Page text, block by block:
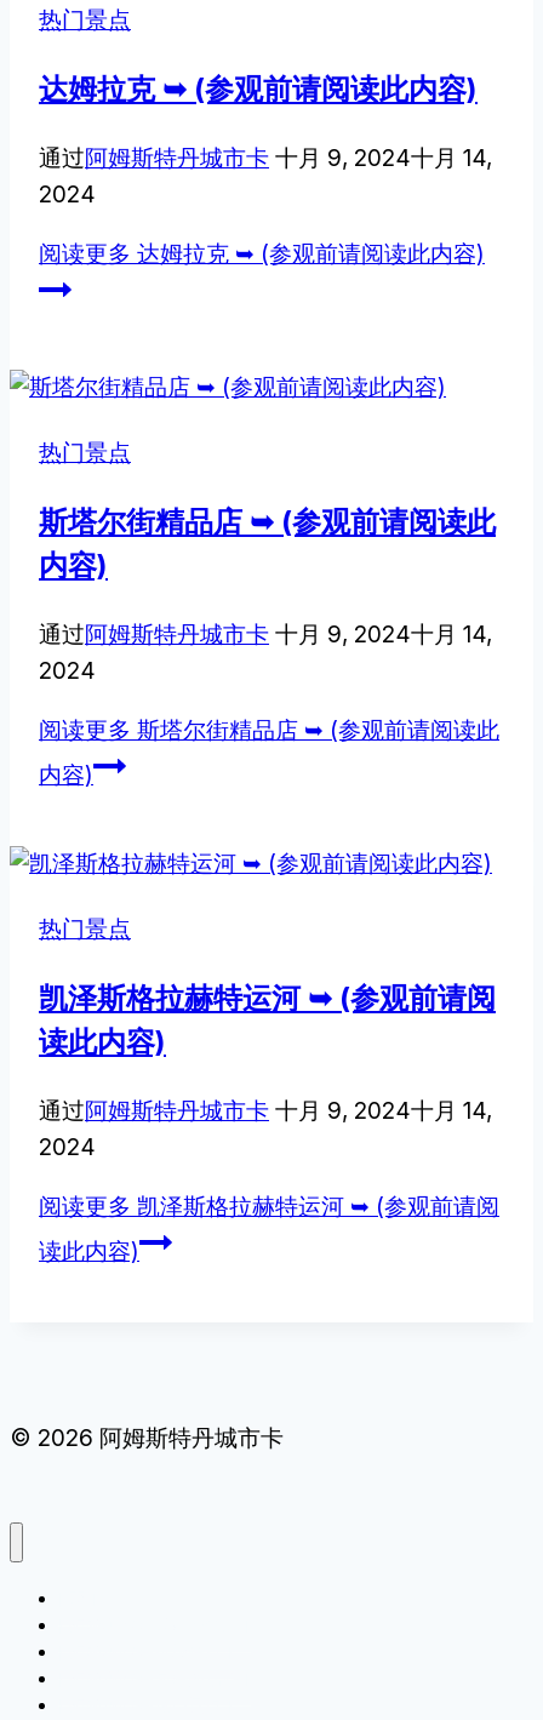
热门景点
达姆拉克 ➥ (参观前请阅读此内容)
通过阿姆斯特丹城市卡 十月 9, 2024十月 14,
2024
阅读更多 达姆拉克 ➥ (参观前请阅读此内容)
热门景点
斯塔尔街精品店 ➥ (参观前请阅读此
内容)
通过阿姆斯特丹城市卡 十月 9, 2024十月 14,
2024
阅读更多 斯塔尔街精品店 ➥ (参观前请阅读此
内容)
热门景点
凯泽斯格拉赫特运河 ➥ (参观前请阅
读此内容)
通过阿姆斯特丹城市卡 十月 9, 2024十月 14,
2024
阅读更多 凯泽斯格拉赫特运河 ➥ (参观前请阅
读此内容)
© 2026 阿姆斯特丹城市卡